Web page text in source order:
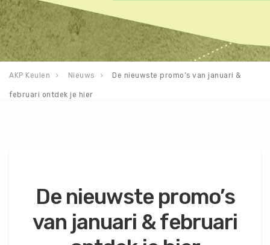
AKP Keulen Nieuws De nieuwste promo’s van januari &
februari ontdek je hier
De nieuwste promo’s
van januari & februari